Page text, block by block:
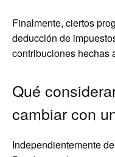
Finalmente, ciertos
deducción de
contribuciones hechas
Qué
cambiar con
Independientemente